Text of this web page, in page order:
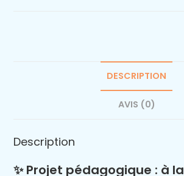
DESCRIPTION
AVIS (0)
Description
✨ Projet pédagogique : à la